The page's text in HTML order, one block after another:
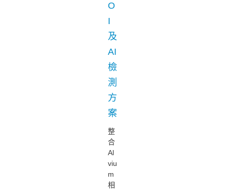
O
I
及
AI
檢
測
方
案
整
合
Al
viu
m
相